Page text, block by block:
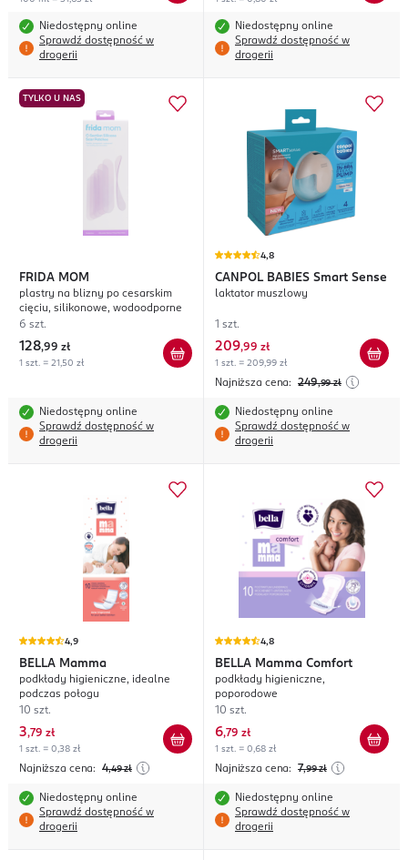
Niedostępny online
Sprawdź dostępność w
drogerii
Niedostępny online
Sprawdź dostępność w
drogerii
TYLKO U NAS
FRIDA MOM
plastry na blizny po cesarskim
cięciu, silikonowe, wodoodporne
6 szt.
128,99 zł
1 szt. = 21,50 zł
Niedostępny online
Sprawdź dostępność w
drogerii
4,8
CANPOL BABIES Smart Sense
laktator muszlowy
1 szt.
209,99 zł
1 szt. = 209,99 zł
Najniższa cena: 249,99 zł
Niedostępny online
Sprawdź dostępność w
drogerii
4,9
BELLA Mamma
podkłady higieniczne, idealne
podczas połogu
10 szt.
3,79 zł
1 szt. = 0,38 zł
Najniższa cena: 4,49 zł
Niedostępny online
Sprawdź dostępność w
drogerii
4,8
BELLA Mamma Comfort
podkłady higieniczne,
poporodowe
10 szt.
6,79 zł
1 szt. = 0,68 zł
Najniższa cena: 7,99 zł
Niedostępny online
Sprawdź dostępność w
drogerii